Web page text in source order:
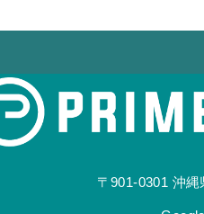
〒901-0301 沖縄